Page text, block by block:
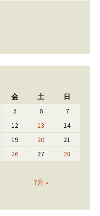
金 土 日
7月 »
5 6
7
12 13
14
19 20
21
26 27
28